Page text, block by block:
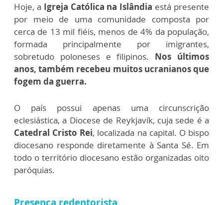
Hoje, a Igreja Católica na Islândia está presente
por meio de uma comunidade composta por
cerca de 13 mil fiéis, menos de 4% da população,
formada principalmente por imigrantes,
sobretudo poloneses e filipinos. Nos últimos
anos, também recebeu muitos ucranianos que
fogem da guerra.
O país possui apenas uma circunscrição
eclesiástica, a Diocese de Reykjavík, cuja sede é a
Catedral Cristo Rei, localizada na capital. O bispo
diocesano responde diretamente à Santa Sé. Em
todo o território diocesano estão organizadas oito
paróquias.
Presença redentorista